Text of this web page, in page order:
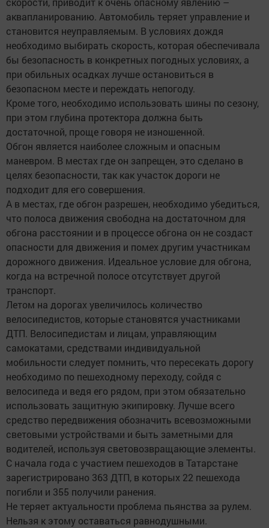
аквапланированию. Автомобиль теряет управление и
становится неуправляемым. В условиях дождя
необходимо выбирать скорость, которая обеспечивала
бы безопасность в конкретных погодных условиях, а
при обильных осадках лучше остановиться в
безопасном месте и переждать непогоду.
Кроме того, необходимо использовать шины по сезону,
при этом глубина протектора должна быть
достаточной, проще говоря не изношенной.
Обгон является наиболее сложным и опасным
маневром. В местах где он запрещен, это сделано в
целях безопасности, так как участок дороги не
подходит для его совершения.
А в местах, где обгон разрешен, необходимо убедиться,
что полоса движения свободна на достаточном для
обгона расстоянии и в процессе обгона он не создаст
опасности для движения и помех другим участникам
дорожного движения. Идеальное условие для обгона,
когда на встречной полосе отсутствует другой
транспорт.
Летом на дорогах увеличилось количество
велосипедистов, которые становятся участниками
ДТП. Велосипедистам и лицам, управляющим
самокатами, средствами индивидуальной
мобильности следует помнить, что пересекать дорогу
необходимо по пешеходному переходу, сойдя с
велосипеда и ведя его рядом, при этом обязательно
использовать защитную экипировку. Лучше всего
средство передвижения обозначить всевозможными
световыми устройствами и быть заметными для
водителей, используя световозвращающие элементы.
С начала года с участием пешеходов в Татарстане
зарегистрировано 363 ДТП, в которых 22 пешехода
погибли и 355 получили ранения.
Не теряет актуальности проблема пьянства за рулем.
Нельзя к этому оставаться равнодушными.